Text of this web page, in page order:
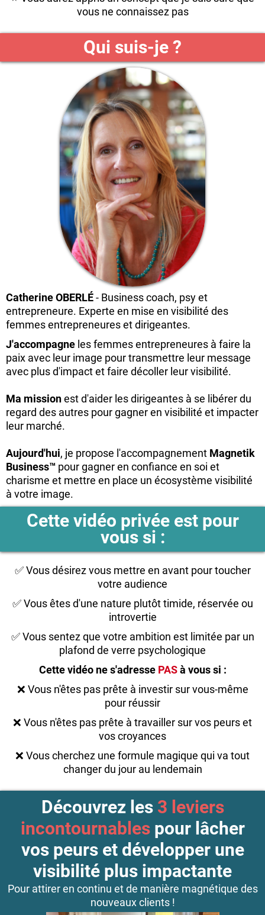
vous ne connaissez pas
Qui suis-je ?
Catherine OBERLÉ- Business coach, psy et
entrepreneure. Experte en mise en visibilité des
femmes entrepreneures et dirigeantes.
J'accompagne les femmes entrepreneures à faire la
paix avec leur image pour transmettre leur message
avec plus d'impact et faire décoller leur visibilité.
Ma missionest d'aider les dirigeantes à se libérer du
regard des autres pour gagner en visibilité et impacter
leur marché.
Aujourd'hui, je propose l'accompagnement Magnetik
Business™ pour gagner en confiance en soi et
charisme et mettre en place un écosystème visibilité
à votre image.
Cette vidéo privée est pour
vous si :
✅ Vous désirez vous mettre en avant pour toucher
votre audience
✅ Vous êtes d'une nature plutôt timide, réservée ou
introvertie
✅ Vous sentez que votre ambition est limitée par un
plafond de verre psychologique
Cette vidéo ne s'adresse PASà vous si :
❌ Vous n'êtes pas prête à investir sur vous-même
pour réussir
❌ Vous n'êtes pas prête à travailler sur vos peurs et
vos croyances
❌ Vous cherchez une formule magique qui va tout
changer du jour au lendemain
Découvrez les 3 leviers
incontournablespour lâcher
vos peurs et développer une
visibilité plus impactante
Pour attirer en continu et de manière magnétique des
nouveaux clients !